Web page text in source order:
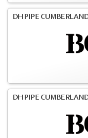
DH PIPE
DH PIPE